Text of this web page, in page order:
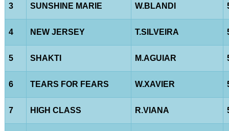
3 SUNSHINE MARIE W.BLANDI
4 NEW JERSEY T.SILVEIRA
5 SHAKTI M.AGUIAR
6 TEARS FOR FEARS W.XAVIER
7 HIGH CLASS R.VIANA